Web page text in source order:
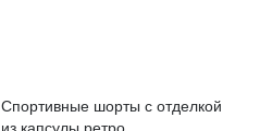
Спортивные шорты с отделкой